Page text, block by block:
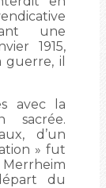
une
1915,
guerre, il
avec la
sacrée.
d’un
» fut
du